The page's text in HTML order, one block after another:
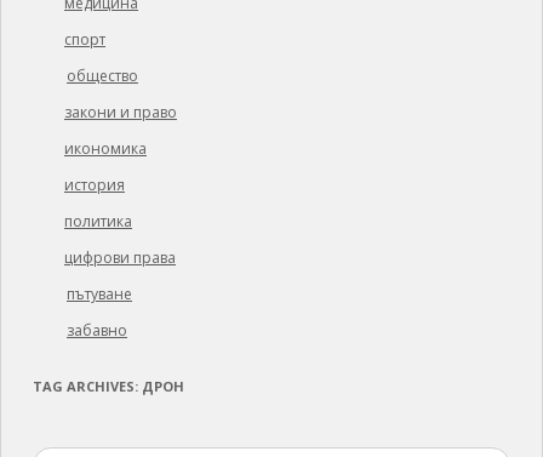
спорт
общество
закони и право
икономика
история
политика
цифрови права
пътуване
забавно
TAG ARCHIVES: ДРОН